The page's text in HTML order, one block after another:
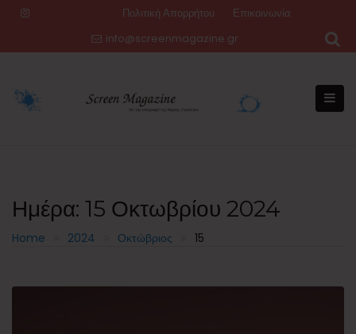
Πολιτική Απορρήτου
Επικοινωνία
info@screenmagazine.gr
Ημέρα: 15 Οκτωβρίου 2024
Home 2024 Οκτώβριος 15